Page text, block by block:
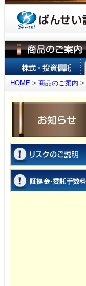
HOME > 商品のご案内 >